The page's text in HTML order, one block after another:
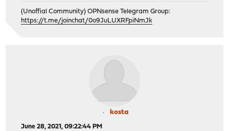
(Unoffial Community) OPNsense Telegram Group:
https://t.me/joinchat/0o9JuLUXRFpiNmJk
kosta
June 28, 2021, 09:22:44 PM